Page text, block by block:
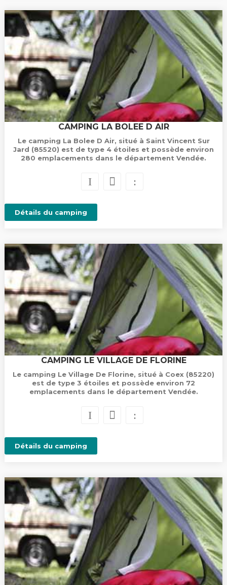
CAMPING LA BOLEE D AIR
Le camping La Bolee D Air, situé à Saint Vincent Sur
Jard (85520) est de type 4 étoiles et possède environ
280 emplacements dans le département Vendée.
Détails du camping
CAMPING LE VILLAGE DE FLORINE
Le camping Le Village De Florine, situé à Coex (85220)
est de type 3 étoiles et possède environ 72
emplacements dans le département Vendée.
Détails du camping